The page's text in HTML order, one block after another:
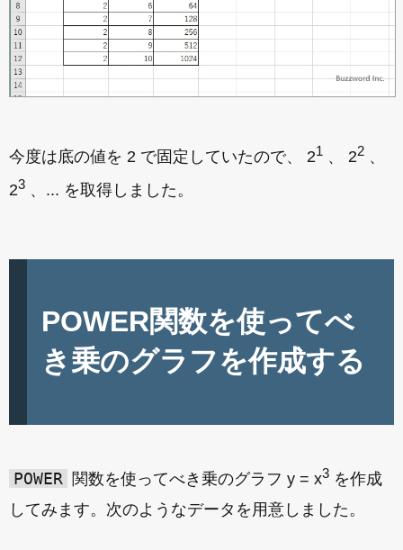
今度は底の値を 2 で固定していたので、 21 、 22 、
23 、... を取得しました。
POWER関数を使ってべ
き乗のグラフを作成する
POWER 関数を使ってべき乗のグラフ y = x3 を作成
してみます。次のようなデータを用意しました。